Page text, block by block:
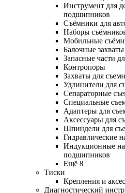
Инструмент для
подшипников
Съёмники для
Наборы
Мобильные
Балочные захваты
Запасные части
Контропоры
Захваты для
Удлинители для
Сепараторные
Специальные
Адаптеры для
Аксессуары для
Шпиндели для
Гидравлические
Индукционные
подшипников
Ещё 8
Тиски
Крепления и
Диагностический